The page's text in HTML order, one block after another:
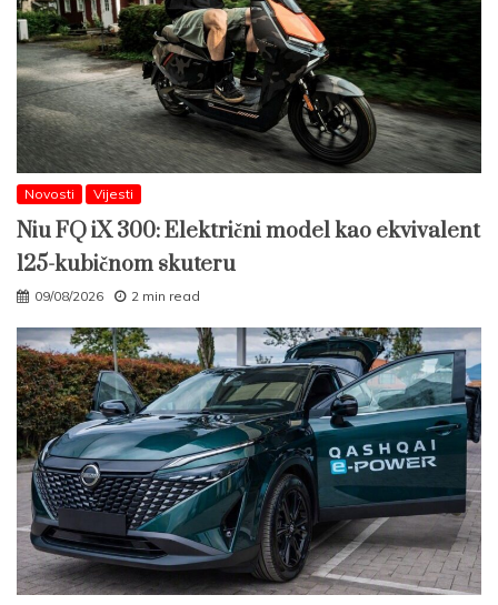
Novosti Vijesti
Niu FQ iX 300: Električni model kao ekvivalent
125-kubičnom skuteru
09/08/2026 2 min read